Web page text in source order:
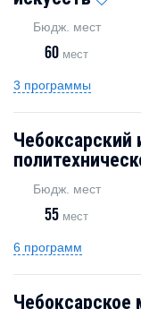
Бюдж. мест
60 мест
3 программы
Чебоксарский
Бюдж. мест
55 мест
6 программ